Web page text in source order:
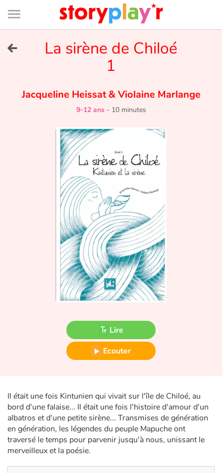
Connexion
Bibliothèque
de
page
Tester gratuitement
Bibliothèque
Contes d'ici et d'ailleurs
Fable, mythe, littérature et poésie
Princesses et princes, rois, reines et dragons
Ogres, monstres et sorcières
Héroïnes et héros
Écologie, nature, saisons
Autour du monde
Apprentissage
Art, espace, activité
La sirène de Chiloé
1
Jacqueline Heissat&Violaine Marlange
9-12 ans- 10 minutes
Lire
Ecouter
Il était une fois Kintunien qui vivait sur l'île de Chiloé, au
bord d'une falaise... Il était une fois l'histoire d'amour d'un
albatros et d'une petite sirène... Transmises de génération
en génération, les légendes du peuple Mapuche ont
traversé le temps pour parvenir jusqu'à nous, unissant le
merveilleux et la poésie.